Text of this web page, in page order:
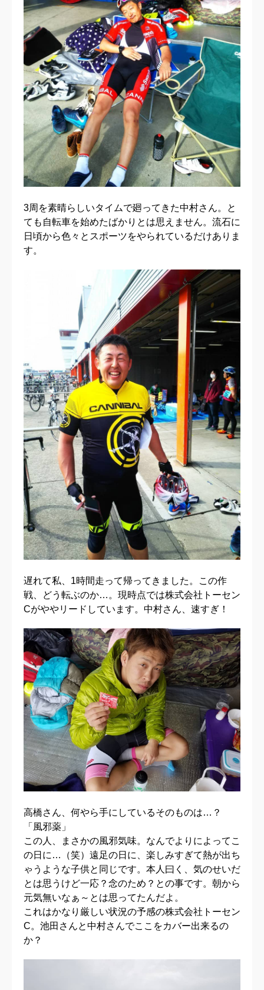
3周を素晴らしいタイムで廻ってきた中村さん。と
ても自転車を始めたばかりとは思えません。流石に
日頃から色々とスポーツをやられているだけありま
す。
遅れて私、1時間走って帰ってきました。この作
戦、どう転ぶのか…。現時点では株式会社トーセン
Cがややリードしています。中村さん、速すぎ！
高橋さん、何やら手にしているそのものは…？
「風邪薬」
この人、まさかの風邪気味。なんでよりによってこ
の日に…（笑）遠足の日に、楽しみすぎて熱が出ち
ゃうような子供と同じです。本人曰く、気のせいだ
とは思うけど一応？念のため？との事です。朝から
元気無いなぁ～とは思ってたんだよ。
これはかなり厳しい状況の予感の株式会社トーセン
C。池田さんと中村さんでここをカバー出来るの
か？